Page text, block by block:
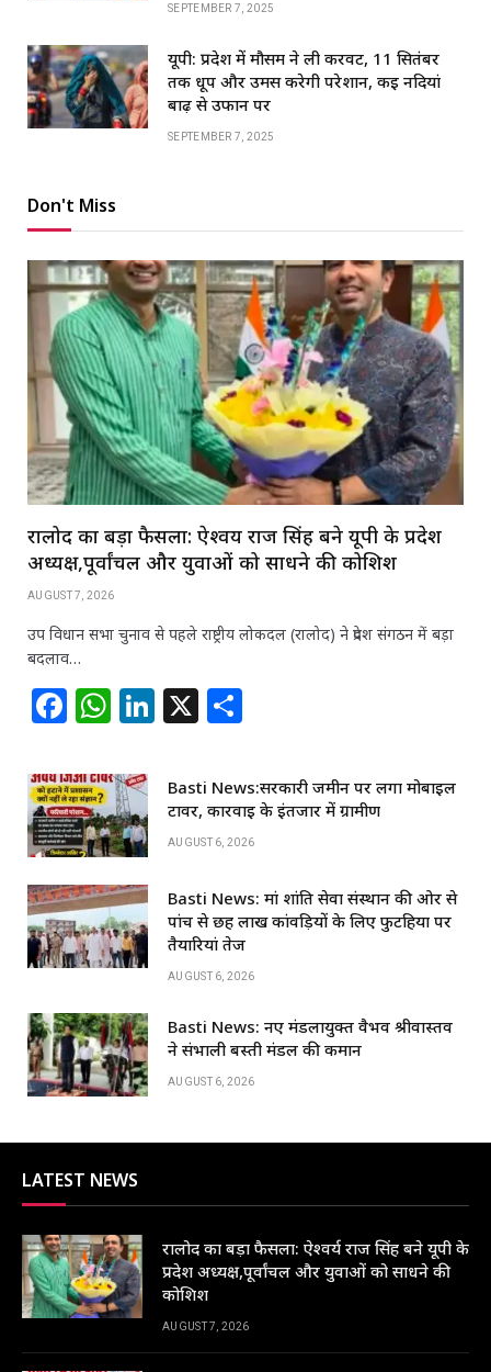
SEPTEMBER 7, 2025
यूपी: प्रदेश में मौसम ने ली करवट, 11 सितंबर
तक धूप और उमस करेगी परेशान, कई नदियां
बाढ़ से उफान पर
SEPTEMBER 7, 2025
Don't Miss
रालोद का बड़ा फैसला: ऐश्वर्य राज सिंह बने यूपी के प्रदेश
अध्यक्ष,पूर्वांचल और युवाओं को साधने की कोशिश
AUGUST 7, 2026
उप विधान सभा चुनाव से पहले राष्ट्रीय लोकदल (रालोद) ने प्रदेश संगठन में बड़ा
बदलाव…
F
c
e
b
o
o
k
W
at
s
A
p
p
Li
k
e
dI
n
X
ar
e
Basti News:सरकारी जमीन पर लगा मोबाइल
टावर, कार्रवाई के इंतजार में ग्रामीण
AUGUST 6, 2026
Basti News: मां शांति सेवा संस्थान की ओर से
पांच से छह लाख कांवड़ियों के लिए फुटहिया पर
तैयारियां तेज
AUGUST 6, 2026
Basti News: नए मंडलायुक्त वैभव श्रीवास्तव
ने संभाली बस्ती मंडल की कमान
AUGUST 6, 2026
LATEST NEWS
रालोद का बड़ा फैसला: ऐश्वर्य राज सिंह बने यूपी के
प्रदेश अध्यक्ष,पूर्वांचल और युवाओं को साधने की
कोशिश
AUGUST 7, 2026